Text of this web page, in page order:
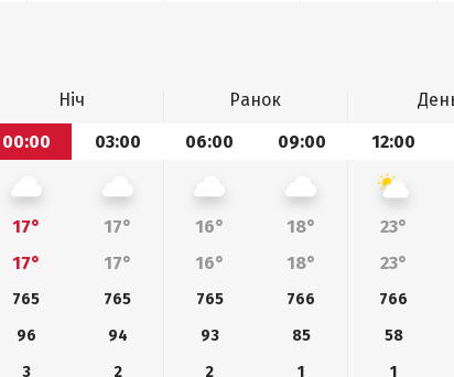
Ніч Ранок
00:00
03:00 06:00 09:00 12:00
17° 17° 16° 18° 23°
17°
17° 16° 18° 23°
765 765 765 766 766
96
94 93 85 58
3
2 2 1 1